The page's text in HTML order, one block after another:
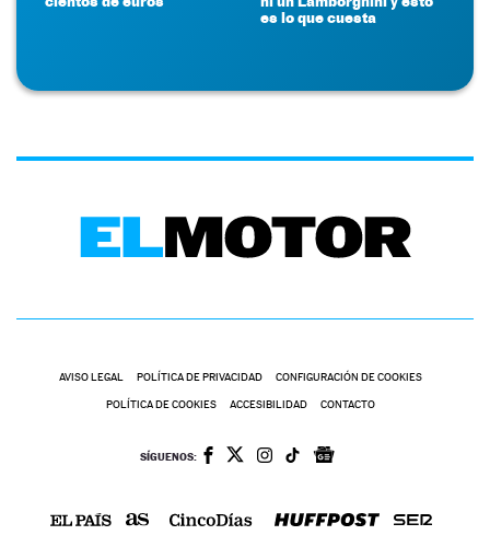
es lo que cuesta
AVISO LEGAL POLÍTICA DE PRIVACIDAD CONFIGURACIÓN DE COOKIES
POLÍTICA DE COOKIES ACCESIBILIDAD CONTACTO
SÍGUENOS: